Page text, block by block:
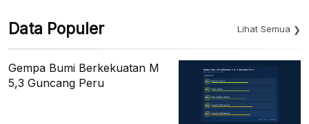
Data Populer Lihat Semua
Gempa Bumi Berkekuatan M
5,3 Guncang Peru